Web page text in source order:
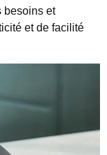
besoins et
et de facilité